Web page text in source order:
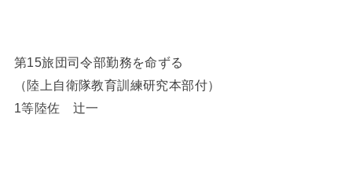
第15旅団司令部勤務を命ずる
（陸上自衛隊教育訓練研究本部付）
1等陸佐 辻一